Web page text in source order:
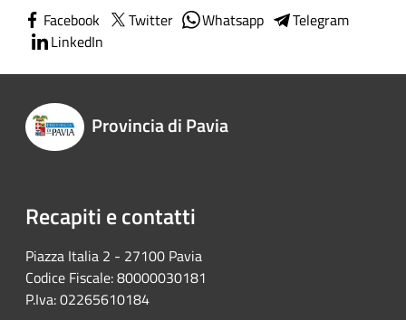
Facebook Twitter Whatsapp
Telegram
LinkedIn
Provincia di Pavia
Recapiti e contatti
Piazza Italia 2 - 27100 Pavia
Codice Fiscale: 80000030181
P.Iva: 02265610184